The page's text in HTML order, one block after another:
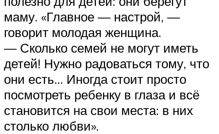
маму. «Главное — настрой, —
говорит молодая женщина.
— Сколько семей не могут иметь
детей! Нужно радоваться тому, что
они есть… Иногда стоит просто
посмотреть ребенку в глаза и всё
становится на свои места: в них
столько любви».